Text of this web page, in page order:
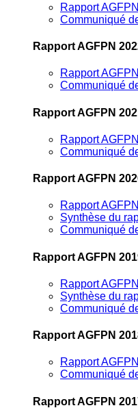
Rapport
Communiqué
Rapport AGFPN
Rapport
Communiqué
Rapport AGFPN
Rapport
Communiqué
Rapport AGFPN
Rapport
Synthèse du
Communiqué
Rapport AGFPN
Rapport
Synthèse du
Communiqué
Rapport AGFPN
Rapport
Communiqué
Rapport AGFPN